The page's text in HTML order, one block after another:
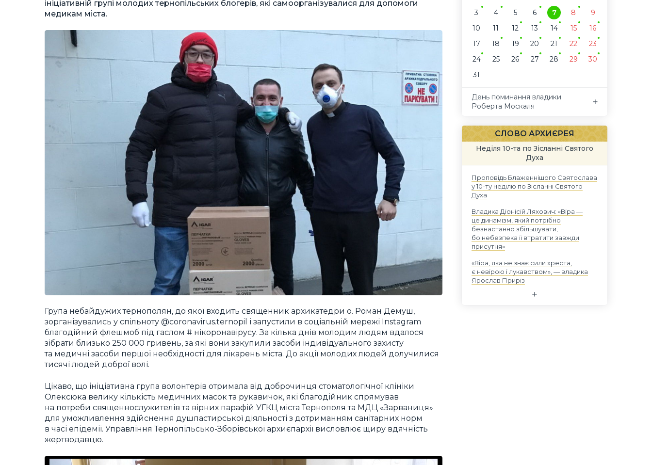
ініціативній групі молодих тернопільських блогерів, які самоорганізувалися для допомоги
медикам міста.
Група небайдужих тернополян, до якої входить священник архикатедри о. Роман Демуш,
зорганізувались у спільноту @coronavirus.ternopil і запустили в соціальній мережі Instagram
благодійний флешмоб під гаслом # нікоронавірусу. За кілька днів молодим людям вдалося
зібрати близько 250 000 гривень, за які вони закупили засоби індивідуального захисту
та медичні засоби першої необхідності для лікарень міста. До акції молодих людей долучилися
тисячі людей доброї волі.
Цікаво, що ініціативна група волонтерів отримала від доброчинця стоматологічної клініки
Олексюка велику кількість медичних масок та рукавичок, які благодійник спрямував
на потреби священнослужителів та вірних парафій УГКЦ міста Тернополя та МДЦ «Зарваниця»
для уможливлення здійснення душпастирської діяльності з дотриманням санітарних норм
в часі епідемії. Управління Тернопільсько-Зборівської архиєпархії висловлює щиру вдячність
жертводавцю.
3
4 5 6 7 8
9
10
11 12 13 14 15
16
17
18 19 20 21 22
23
24
25 26 27 28 29
30
31
День поминання владики
Роберта Москаля
СЛОВО АРХИЄРЕЯ
Неділя 10-та по Зісланні Святого
Духа
Проповідь Блаженнішого Святослава
у 10-ту неділю по Зісланні Святого
Духа
Владика Діонісій Ляхович: «Віра —
це динамізм, який потрібно
безнастанно збільшувати,
бо небезпека її втратити завжди
присутня»
«Віра, яка не знає сили хреста,
є невірою і лукавством», — владика
Ярослав Приріз